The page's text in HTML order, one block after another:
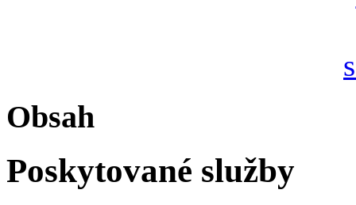
Obsah
Poskytované služby